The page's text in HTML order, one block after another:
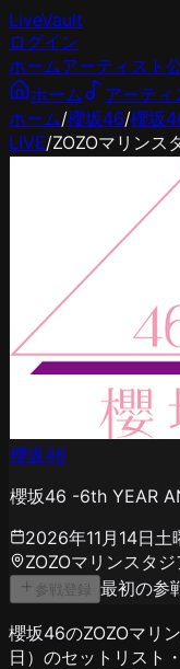
LiveVault
ログイン
ホームアーティスト
ホーム
アーティ
ホーム/櫻坂46/櫻坂
LIVE/ZOZOマリンス
櫻坂46
櫻坂46 -6th YEAR
2026年11月14日土
ZOZOマリンスタジ
参戦登録 最初の参
櫻坂46のZOZOマリ
日）のセットリスト